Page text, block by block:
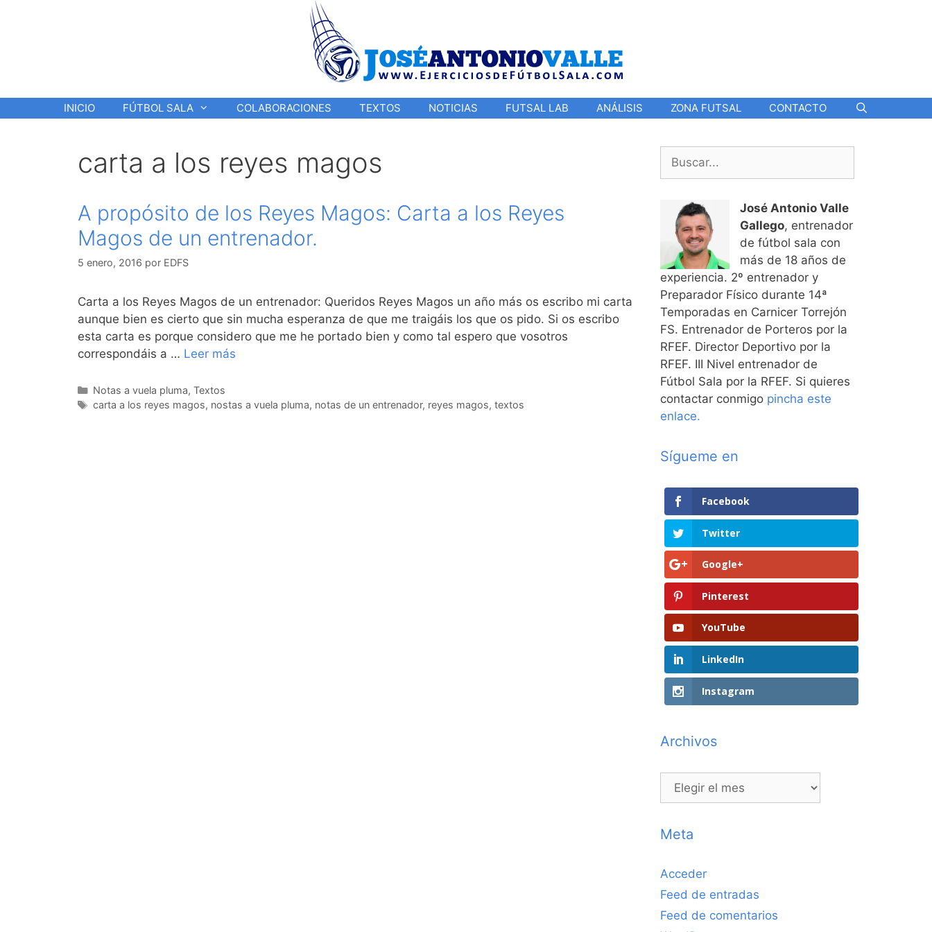
INICIO FÚTBOL SALA COLABORACIONES TEXTOS NOTICIAS FUTSAL LAB ANÁLISIS ZONA FUTSAL CONTACTO
carta a los reyes magos
A propósito de los Reyes Magos: Carta a los Reyes
Magos de un entrenador.
5 enero, 2016 por EDFS
Carta a los Reyes Magos de un entrenador: Queridos Reyes Magos un año más os escribo mi carta
aunque bien es cierto que sin mucha esperanza de que me traigáis los que os pido. Si os escribo
esta carta es porque considero que me he portado bien y como tal espero que vosotros
correspondáis a … Leer más
Categorías
Notas a vuela pluma, Textos
Etiquetas
carta a los reyes magos, nostas a vuela pluma, notas de un entrenador, reyes magos, textos
Buscar:
José Antonio Valle
Gallego, entrenador
de fútbol sala con
más de 18 años de
experiencia. 2º entrenador y
Preparador Físico durante 14ª
Temporadas en Carnicer Torrejón
FS. Entrenador de Porteros por la
RFEF. Director Deportivo por la
RFEF. III Nivel entrenador de
Fútbol Sala por la RFEF. Si quieres
contactar conmigo pincha este
enlace.
Sígueme en
Facebook
Twitter
Google+
Pinterest
YouTube
LinkedIn
Instagram
Archivos
Archivos
Meta
Acceder
Feed de entradas
Feed de comentarios